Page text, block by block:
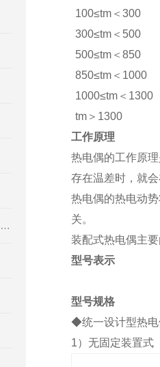
WTY系列全不锈钢液体压力式温度计
100≤tm＜300
300≤tm＜500
500≤tm＜850
850≤tm＜1000
1000≤tm＜1300
tm＞1300
工作原理
热电偶的工作原
存在温差时，就
热电偶的热电动
关。
装配式热电偶主
型号表示
型号规格
◆统一设计型热电
1）无固定装置式